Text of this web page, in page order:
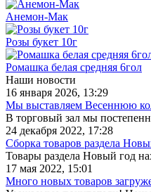
Анемон-Мак
Розы букет 10г
Ромашка белая средняя 6гол
Наши новости
16 января 2026, 13:29
Мы выставляем Весеннюю
В торговый зал мы
24 декабря 2022, 17:28
Сборка товаров раздела
Товары раздела Новый год
17 мая 2022, 15:01
Много новых товаров